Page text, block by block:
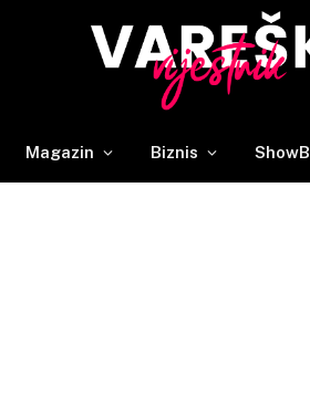
Magazin Biznis